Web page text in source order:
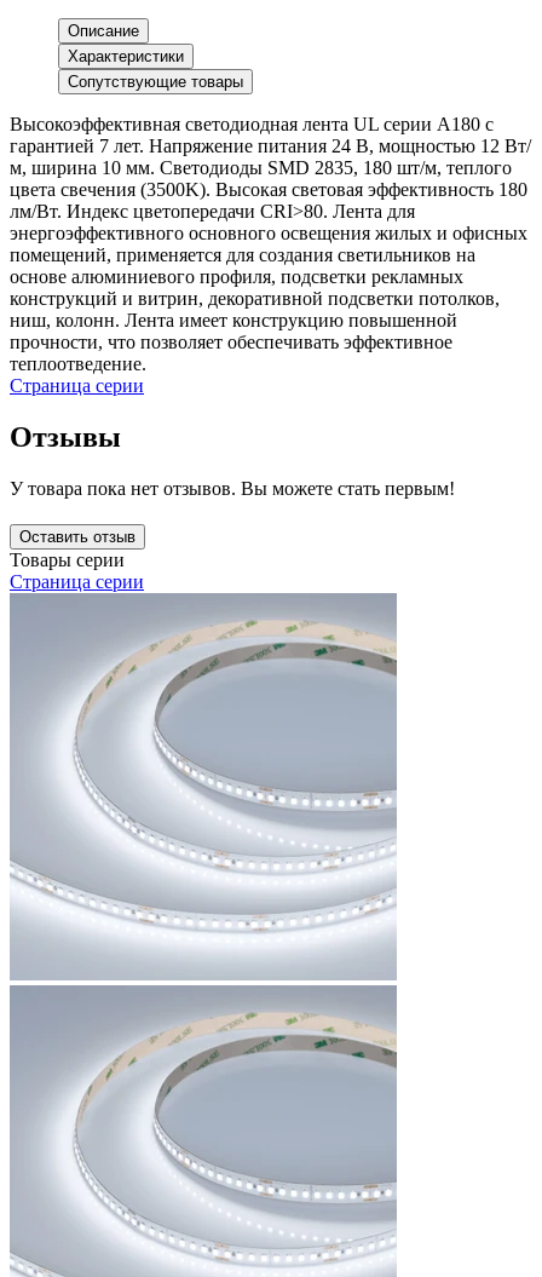
Описание
Характеристики
Сопутствующие товары
Высокоэффективная светодиодная лента UL серии A180 с
гарантией 7 лет. Напряжение питания 24 В, мощностью 12 Вт/
м, ширина 10 мм. Светодиоды SMD 2835, 180 шт/м, теплого
цвета свечения (3500K). Высокая световая эффективность 180
лм/Вт. Индекс цветопередачи CRI>80. Лента для
энергоэффективного основного освещения жилых и офисных
помещений, применяется для создания светильников на
основе алюминиевого профиля, подсветки рекламных
конструкций и витрин, декоративной подсветки потолков,
ниш, колонн. Лента имеет конструкцию повышенной
прочности, что позволяет обеспечивать эффективное
теплоотведение.
Страница серии
Отзывы
У товара пока нет отзывов. Вы можете стать первым!
Оставить отзыв
Товары серии
Страница серии